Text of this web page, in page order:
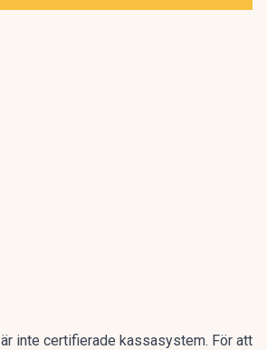
inte certifierade kassasystem. För att